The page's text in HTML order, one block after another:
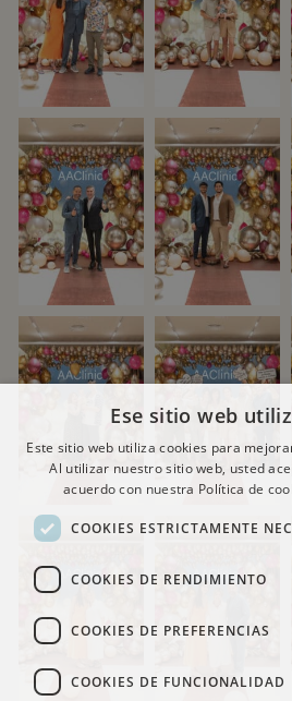
Ese sitio web
Este sitio web utiliza cookies para
Al utilizar nuestro sitio web, usted
acuerdo con nuestra Política de
COOKIES ESTRICTAMENTE
COOKIES DE RENDIMIENTO
COOKIES DE PREFERENCIAS
COOKIES DE FUNCIONALIDAD